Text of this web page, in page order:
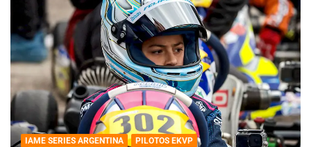
IAME SERIES ARGENTINA PILOTOS EKVP